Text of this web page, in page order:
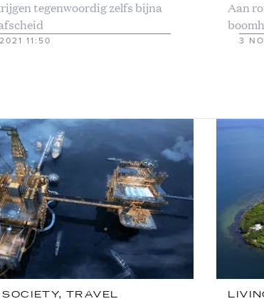
tegenwoordig zelfs bijna
11:50
Aan
3
, TRAVEL